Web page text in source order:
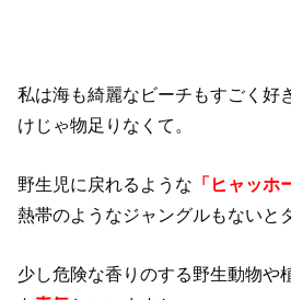
私は海も綺麗なビーチもすごく好
けじゃ物足りなくて。
野生児に戻れるような 「ヒャッホ
熱帯のようなジャングルもないと
少し危険な香りのする野生動物や